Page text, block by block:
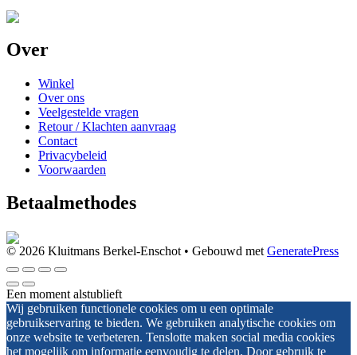
Over
Winkel
Over ons
Veelgestelde vragen
Retour / Klachten aanvraag
Contact
Privacybeleid
Voorwaarden
Betaalmethodes
© 2026 Kluitmans Berkel-Enschot • Gebouwd met GeneratePress
Een moment alstublieft
Wij gebruiken functionele cookies om u een optimale
gebruikservaring te bieden. We gebruiken analytische cookies om
onze website te verbeteren. Tenslotte maken social media cookies
het mogelijk om informatie eenvoudig te delen. Door gebruik te